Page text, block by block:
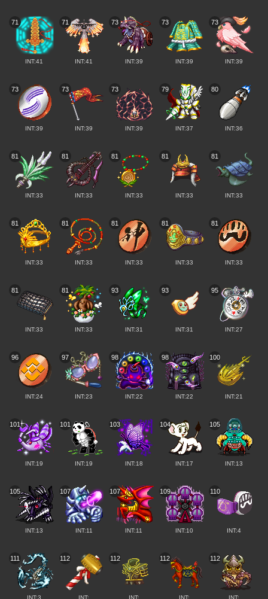
71
INT:41
71
INT:41
73
INT:39
73
INT:39
73
INT:39
73
INT:39
73
INT:39
73
INT:39
79
INT:37
80
INT:36
81
INT:33
81
INT:33
81
INT:33
81
INT:33
81
INT:33
81
INT:33
81
INT:33
81
INT:33
81
INT:33
81
INT:33
81
INT:33
81
INT:33
93
INT:31
93
INT:31
95
INT:27
96
INT:24
97
INT:23
98
INT:22
98
INT:22
100
INT:21
101
INT:19
101
INT:19
103
INT:18
104
INT:17
105
INT:13
105
INT:13
107
INT:11
107
INT:11
109
INT:10
110
INT:4
111 112 112 112 112